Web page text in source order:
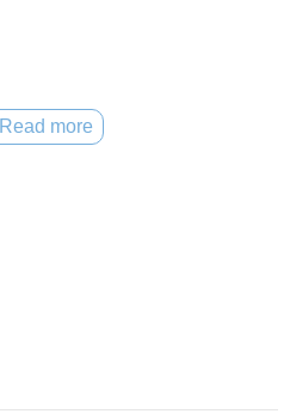
Read more